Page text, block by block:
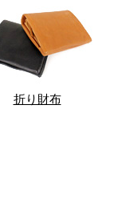
折り財布